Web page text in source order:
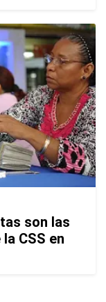
son las
CSS en